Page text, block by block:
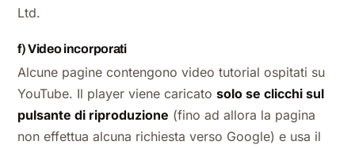
Ltd.
f) Video incorporati
Alcune pagine contengono video tutorial ospitati su
YouTube. Il player viene caricato solo se clicchi sul
pulsante di riproduzione (fino ad allora la pagina
non effettua alcuna richiesta verso Google) e usa il